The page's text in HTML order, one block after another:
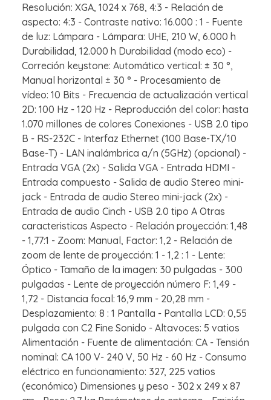
Resolución: XGA, 1024 x 768, 4:3 - Relación de
aspecto: 4:3 - Contraste nativo: 16.000 : 1 - Fuente
de luz: Lámpara - Lámpara: UHE, 210 W, 6.000 h
Durabilidad, 12.000 h Durabilidad (modo eco) -
Correción keystone: Automático vertical: ± 30 °,
Manual horizontal ± 30 ° - Procesamiento de
vídeo: 10 Bits - Frecuencia de actualización vertical
2D: 100 Hz - 120 Hz - Reproducción del color: hasta
1.070 millones de colores Conexiones - USB 2.0 tipo
B - RS-232C - Interfaz Ethernet (100 Base-TX/10
Base-T) - LAN inalámbrica a/n (5GHz) (opcional) -
Entrada VGA (2x) - Salida VGA - Entrada HDMI -
Entrada compuesto - Salida de audio Stereo mini-
jack - Entrada de audio Stereo mini-jack (2x) -
Entrada de audio Cinch - USB 2.0 tipo A Otras
caracteristicas Aspecto - Relación proyección: 1,48
- 1,77:1 - Zoom: Manual, Factor: 1,2 - Relación de
zoom de lente de proyección: 1 - 1,2 : 1 - Lente:
Óptico - Tamaño de la imagen: 30 pulgadas - 300
pulgadas - Lente de proyección número F: 1,49 -
1,72 - Distancia focal: 16,9 mm - 20,28 mm -
Desplazamiento: 8 : 1 Pantalla - Pantalla LCD: 0,55
pulgada con C2 Fine Sonido - Altavoces: 5 vatios
Alimentación - Fuente de alimentación: CA - Tensión
nominal: CA 100 V- 240 V, 50 Hz - 60 Hz - Consumo
eléctrico en funcionamiento: 327, 225 vatios
(económico) Dimensiones y peso - 302 x 249 x 87